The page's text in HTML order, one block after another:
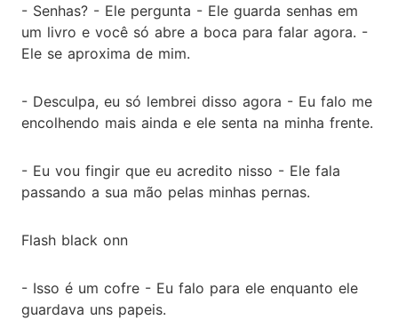
- Senhas? - Ele pergunta - Ele guarda senhas em
um livro e você só abre a boca para falar agora. -
Ele se aproxima de mim.
- Desculpa, eu só lembrei disso agora - Eu falo me
encolhendo mais ainda e ele senta na minha frente.
- Eu vou fingir que eu acredito nisso - Ele fala
passando a sua mão pelas minhas pernas.
Flash black onn
- Isso é um cofre - Eu falo para ele enquanto ele
guardava uns papeis.